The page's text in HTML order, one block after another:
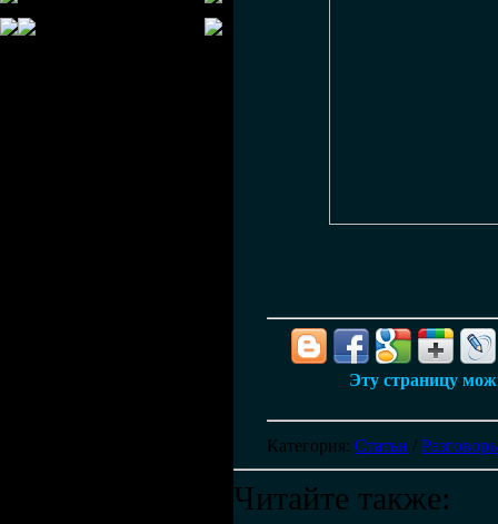
Эту страницу
Категория: Статьи /
Читайте также: